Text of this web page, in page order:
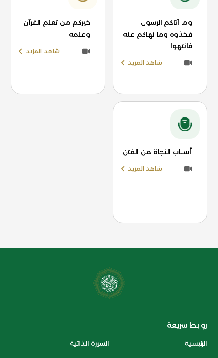
وما آتاكم الرسول
فخذوه وما نهاكم عنه
فانتهوا
شاهد المزيد
خيركم من تعلم القرآن
وعلمه
شاهد المزيد
أسباب النجاة من الفتن
شاهد المزيد
روابط سريعة
الرئيسية السيرة الذاتية